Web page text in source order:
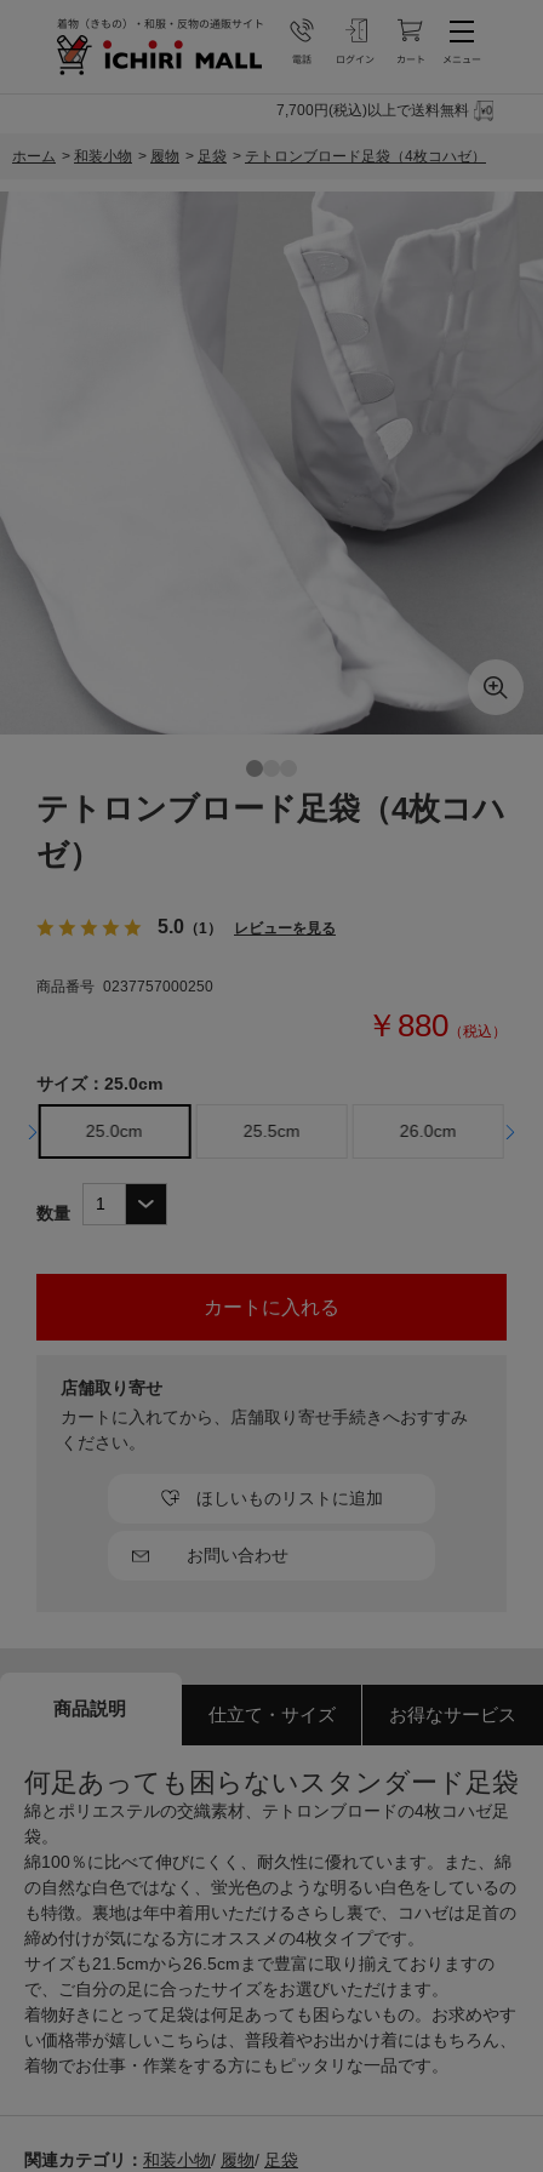
7,700円(税込)以上で送料無料
ホーム > 和装小物 > 履物 > 足袋 > テトロンブロード足袋（4枚コハゼ）
テトロンブロード足袋（4枚コハ
ゼ）
5.0 （1） レビューを見る
商品番号 0237757000250
￥880 （税込）
サイズ：25.0cm
25.0cm 25.5cm 26.0cm
数量
お問い合わせ
ほしいものリストに追加
店舗取り寄せ
カートに入れてから、店舗取り寄せ手続きへおすすみ
ください。
商品説明 仕立て・サイズ お得なサービス
何足あっても困らないスタンダード足袋
綿とポリエステルの交織素材、テトロンブロードの4枚コハゼ足
袋。
綿100％に比べて伸びにくく、耐久性に優れています。また、綿
の自然な白色ではなく、蛍光色のような明るい白色をしているの
も特徴。裏地は年中着用いただけるさらし裏で、コハゼは足首の
締め付けが気になる方にオススメの4枚タイプです。
サイズも21.5cmから26.5cmまで豊富に取り揃えておりますの
で、ご自分の足に合ったサイズをお選びいただけます。
着物好きにとって足袋は何足あっても困らないもの。お求めやす
い価格帯が嬉しいこちらは、普段着やお出かけ着にはもちろん、
着物でお仕事・作業をする方にもピッタリな一品です。
関連カテゴリ： 和装小物/ 履物/ 足袋